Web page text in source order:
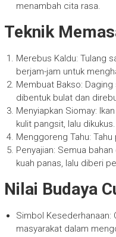
menambah cita rasa.
Teknik
Merebus Kaldu: Tulang
berjam-jam untuk
Membuat Bakso:
dibentuk bulat dan
Menyiapkan Siomay:
kulit pangsit, lalu dikukus.
Menggoreng Tahu:
Penyajian: Semua
kuah panas, lalu diberi
Nilai Budaya
Simbol Kesederhanaan:
masyarakat dalam